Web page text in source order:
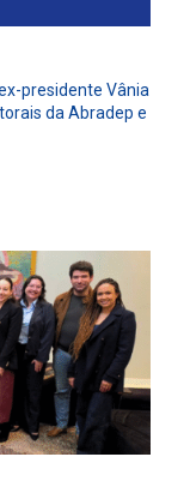
presidente Vânia
da Abradep e